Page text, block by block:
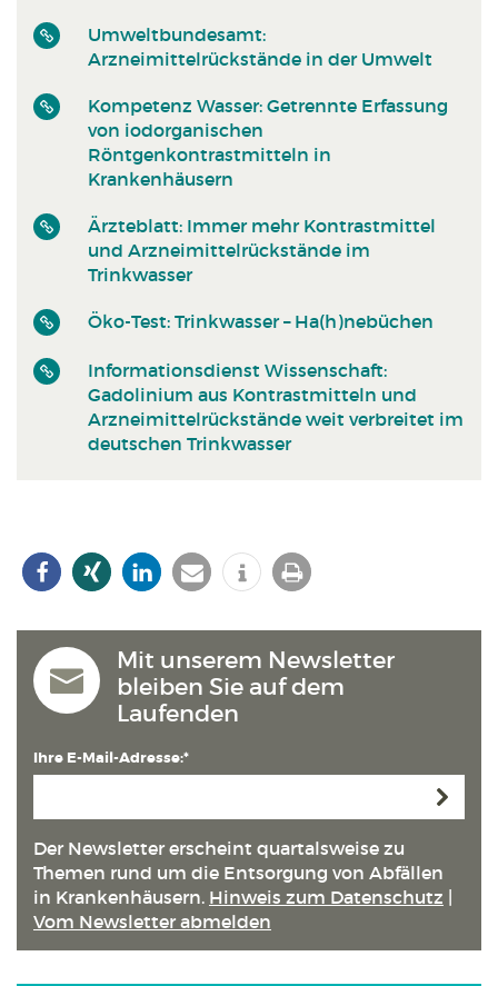
Umweltbundesamt:
Arzneimittelrückstände in der Umwelt
Kompetenz Wasser: Getrennte Erfassung
von iodorganischen
Röntgenkontrastmitteln in
Krankenhäusern
Ärzteblatt: Immer mehr Kontrastmittel
und Arzneimittelrückstände im
Trinkwasser
Öko-Test: Trinkwasser – Ha(h)nebüchen
Informationsdienst Wissenschaft:
Gadolinium aus Kontrastmitteln und
Arzneimittelrückstände weit verbreitet im
deutschen Trinkwasser
Mit unserem Newsletter
bleiben Sie auf dem
Laufenden
Ihre E-Mail-Adresse:*
Der Newsletter erscheint quartals­weise zu
Themen rund um die Entsorgung von Abfällen
in Kranken­häusern. Hinweis zum Datenschutz
Vom Newsletter abmelden